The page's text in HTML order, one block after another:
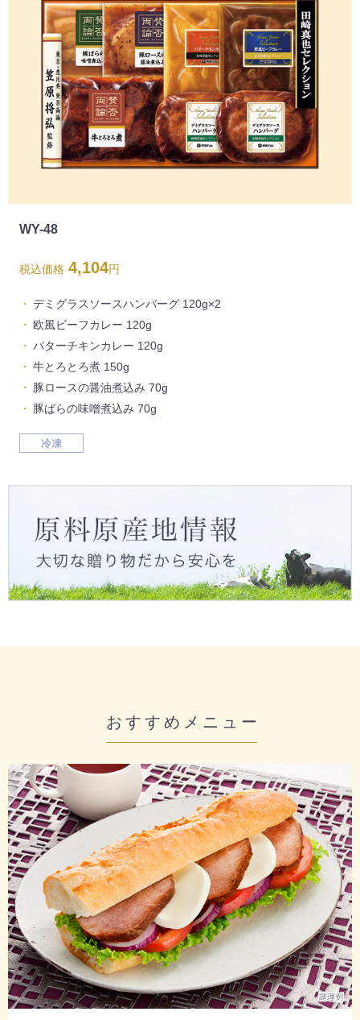
WY-48
税込価格 4,104円
デミグラスソースハンバーグ 120g×2
欧風ビーフカレー 120g
バターチキンカレー 120g
牛とろとろ煮 150g
豚ロースの醤油煮込み 70g
豚ばらの味噌煮込み 70g
冷凍
おすすめメニュー